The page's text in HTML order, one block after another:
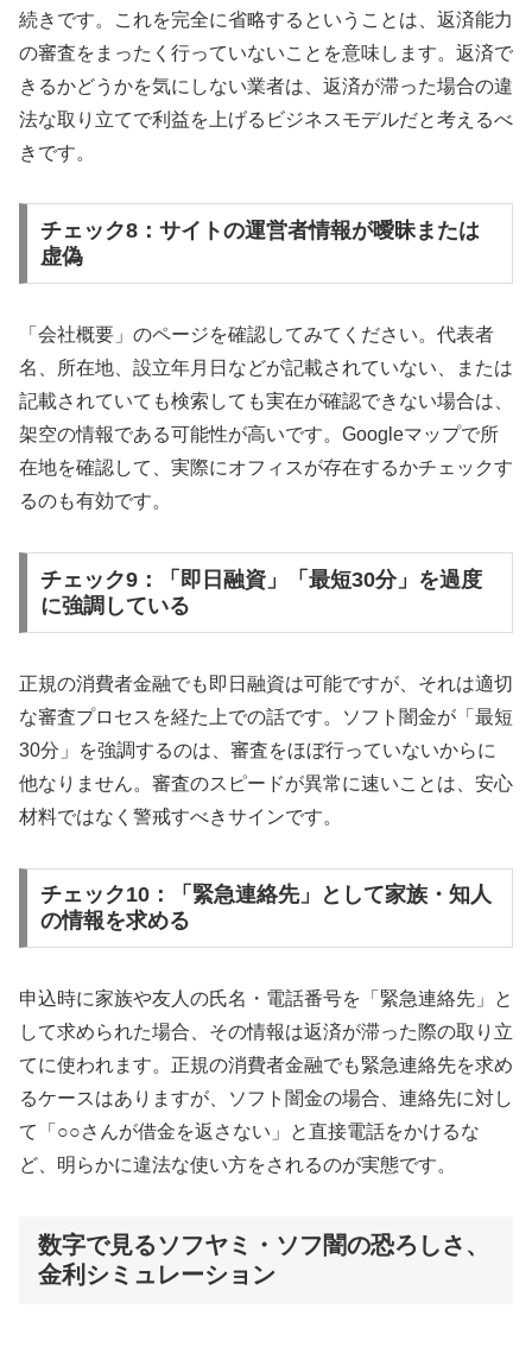
続きです。これを完全に省略するということは、返済能力
の審査をまったく行っていないことを意味します。返済で
きるかどうかを気にしない業者は、返済が滞った場合の違
法な取り立てで利益を上げるビジネスモデルだと考えるべ
きです。
チェック8：サイトの運営者情報が曖昧または
虚偽
「会社概要」のページを確認してみてください。代表者
名、所在地、設立年月日などが記載されていない、または
記載されていても検索しても実在が確認できない場合は、
架空の情報である可能性が高いです。Googleマップで所
在地を確認して、実際にオフィスが存在するかチェックす
るのも有効です。
チェック9：「即日融資」「最短30分」を過度
に強調している
正規の消費者金融でも即日融資は可能ですが、それは適切
な審査プロセスを経た上での話です。ソフト闇金が「最短
30分」を強調するのは、審査をほぼ行っていないからに
他なりません。審査のスピードが異常に速いことは、安心
材料ではなく警戒すべきサインです。
チェック10：「緊急連絡先」として家族・知人
の情報を求める
申込時に家族や友人の氏名・電話番号を「緊急連絡先」と
して求められた場合、その情報は返済が滞った際の取り立
てに使われます。正規の消費者金融でも緊急連絡先を求め
るケースはありますが、ソフト闇金の場合、連絡先に対し
て「○○さんが借金を返さない」と直接電話をかけるな
ど、明らかに違法な使い方をされるのが実態です。
数字で見るソフヤミ・ソフ闇の恐ろしさ、
金利シミュレーション